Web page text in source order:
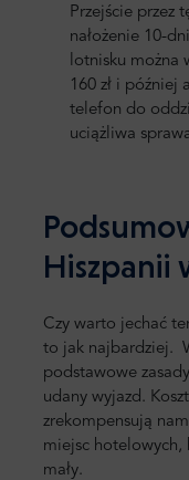
Przejście przez
nałożenie 10-
lotnisku można
160 zł i później
telefon do
uciążliwa
Hiszpanii
Czy warto jechać
to jak najbardziej.
podstawowe
udany wyjazd.
zrekompensują
miejsc hotelowych,
mały.